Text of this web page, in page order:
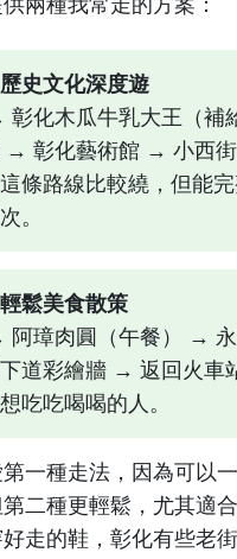
兩種我常走的方案：
史文化深度遊
彰化木瓜牛乳大王（補
→ 彰化藝術館 → 小西
條路線比較繞，但能
。
鬆美食散策
阿璋肉圓（午餐） →
道彩繪牆 → 返回火車
吃吃喝喝的人。
一種走法，因為可以
二種更輕鬆，尤其適
走的鞋，彰化有些老